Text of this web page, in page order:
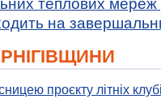
теплових мереж
на
проєкту літніх